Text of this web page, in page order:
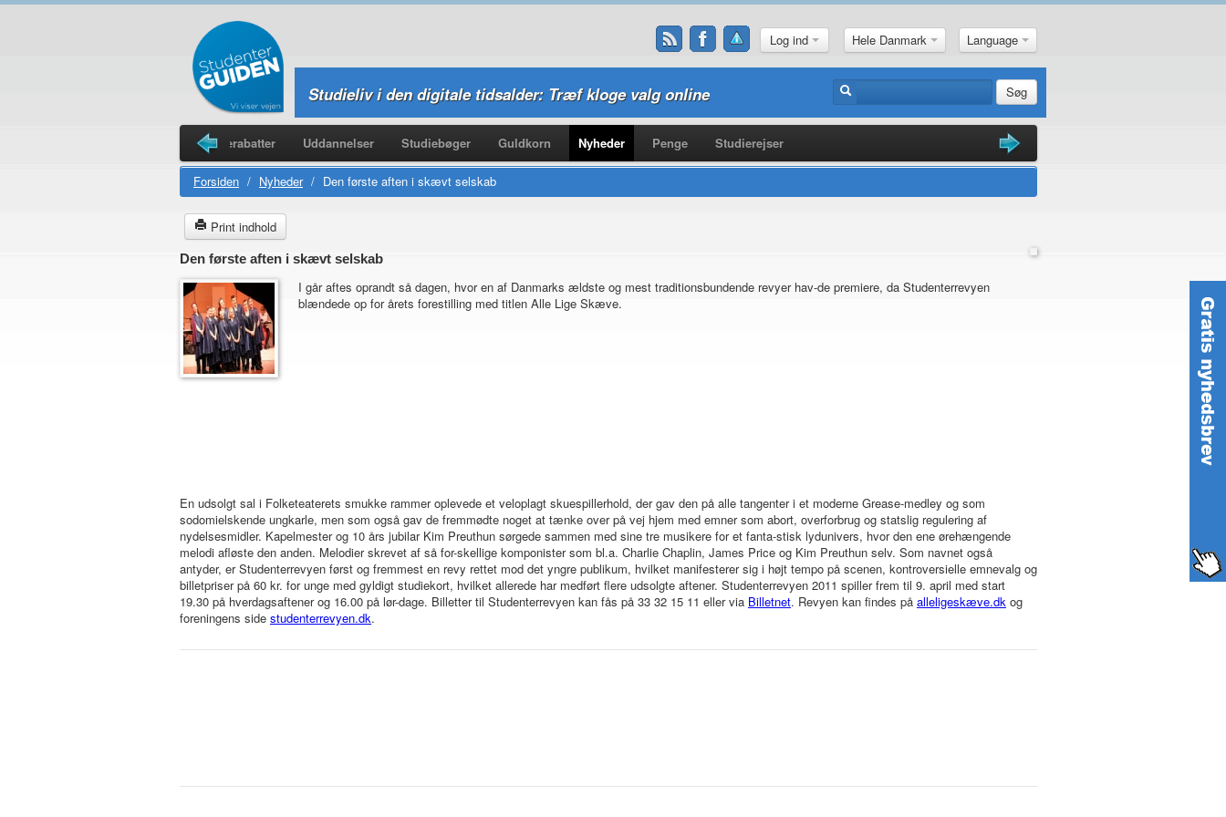
Log ind Hele Danmark Language
Studieliv i den digitale tidsalder: Træf kloge valg online Søg
Studierabatter Uddannelser Studiebøger Guldkorn Nyheder Penge Studierejser
Forsiden / Nyheder / Den første aften i skævt selskab
Print indhold
Den første aften i skævt selskab
I går aftes oprandt så dagen, hvor en af Danmarks ældste og mest traditionsbundende revyer hav-de premiere, da Studenterrevyen
blændede op for årets forestilling med titlen Alle Lige Skæve.
En udsolgt sal i Folketeaterets smukke rammer oplevede et veloplagt skuespillerhold, der gav den på alle tangenter i et moderne Grease-medley og som
sodomielskende ungkarle, men som også gav de fremmødte noget at tænke over på vej hjem med emner som abort, overforbrug og statslig regulering af
nydelsesmidler. Kapelmester og 10 års jubilar Kim Preuthun sørgede sammen med sine tre musikere for et fanta-stisk lydunivers, hvor den ene ørehængende
melodi afløste den anden. Melodier skrevet af så for-skellige komponister som bl.a. Charlie Chaplin, James Price og Kim Preuthun selv. Som navnet også
antyder, er Studenterrevyen først og fremmest en revy rettet mod det yngre publikum, hvilket manifesterer sig i højt tempo på scenen, kontroversielle emnevalg og
billetpriser på 60 kr. for unge med gyldigt studiekort, hvilket allerede har medført flere udsolgte aftener. Studenterrevyen 2011 spiller frem til 9. april med start
19.30 på hverdagsaftener og 16.00 på lør-dage. Billetter til Studenterrevyen kan fås på 33 32 15 11 eller via Billetnet. Revyen kan findes på alleligeskæve.dk og
foreningens side studenterrevyen.dk.